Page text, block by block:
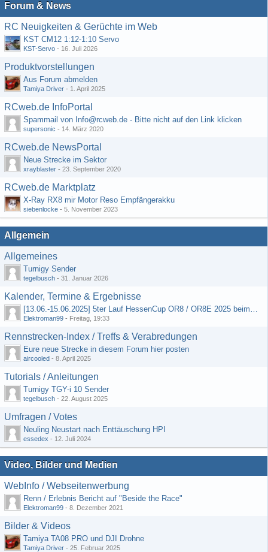
Forum & News
RC Neuigkeiten & Gerüchte im Web
KST CM12 1:12-1:10 Servo
KST-Servo - 16. Juli 2026
Produktvorstellungen
Aus Forum abmelden
Tamiya Driver - 1. April 2025
RCweb.de InfoPortal
Spammail von Info@rcweb.de - Bitte nicht auf den Link klicken
supersonic - 14. März 2020
RCweb.de NewsPortal
Neue Strecke im Sektor
xrayblaster - 23. September 2020
RCweb.de Marktplatz
X-Ray RX8 mir Motor Reso Empfängerakku
siebenlocke - 5. November 2023
Allgemein
Allgemeines
Turnigy Sender
tegelbusch - 31. Januar 2026
Kalender, Termine & Ergebnisse
[13.06.-15.06.2025] 5ter Lauf HessenCup OR8 / OR8E 2025 beim MSC Ober-Mörlen e.V.
Elektroman99 - Freitag, 19:33
Rennstrecken-Index / Treffs & Verabredungen
Eure neue Strecke in diesem Forum hier posten
aircooled - 8. April 2025
Tutorials / Anleitungen
Turnigy TGY-i 10 Sender
tegelbusch - 22. August 2025
Umfragen / Votes
Neuling Neustart nach Enttäuschung HPI
essedex - 12. Juli 2024
Video, Bilder und Medien
WebInfo / Webseitenwerbung
Renn / Erlebnis Bericht auf "Beside the Race"
Elektroman99 - 8. Dezember 2021
Bilder & Videos
Tamiya TA08 PRO und DJI Drohne
Tamiya Driver - 25. Februar 2025